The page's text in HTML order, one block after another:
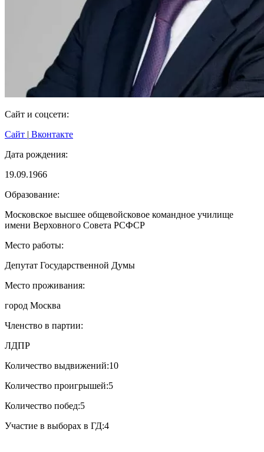
Сайт и соцсети:
Сайт | Вконтакте
Дата рождения:
19.09.1966
Образование:
Московское высшее общевойсковое командное училище
имени Верховного Совета РСФСР
Место работы:
Депутат Государственной Думы
Место проживания:
город Москва
Членство в партии:
ЛДПР
Количество выдвижений:10
Количество проигрышей:5
Количество побед:5
Участие в выборах в ГД:4